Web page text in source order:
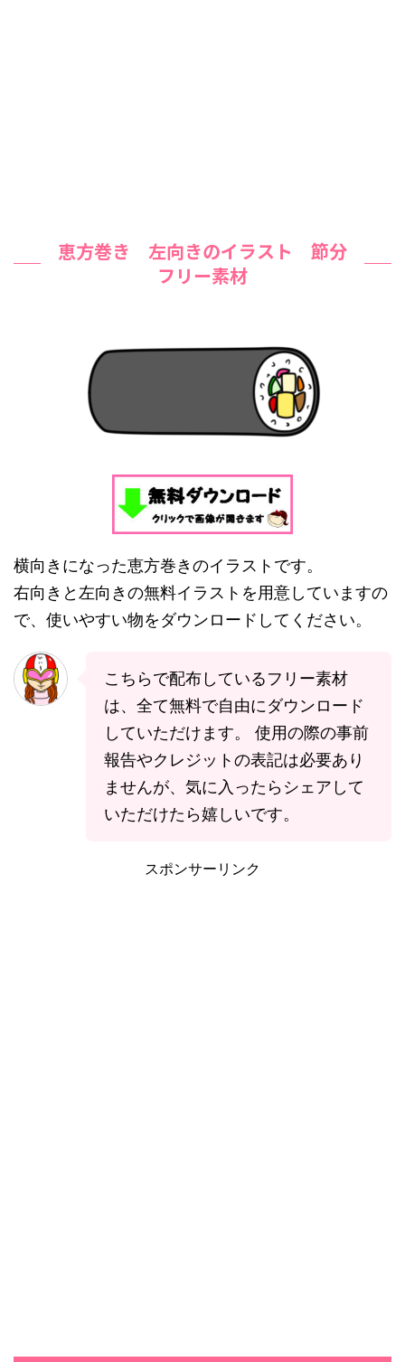
恵方巻き 左向きのイラスト 節分
フリー素材
横向きになった恵方巻きのイラストです。
右向きと左向きの無料イラストを用意していますの
で、使いやすい物をダウンロードしてください。
こちらで配布しているフリー素材
は、全て無料で自由にダウンロード
していただけます。 使用の際の事前
報告やクレジットの表記は必要あり
ませんが、気に入ったらシェアして
いただけたら嬉しいです。
スポンサーリンク